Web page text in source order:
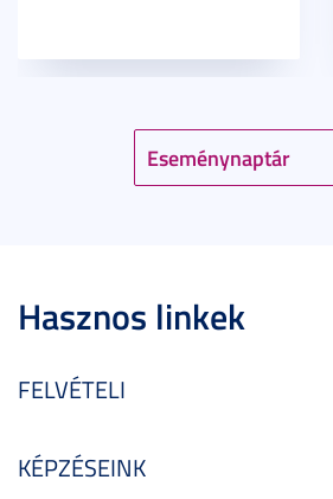
Eseménynaptár
Hasznos linkek
FELVÉTELI
KÉPZÉSEINK